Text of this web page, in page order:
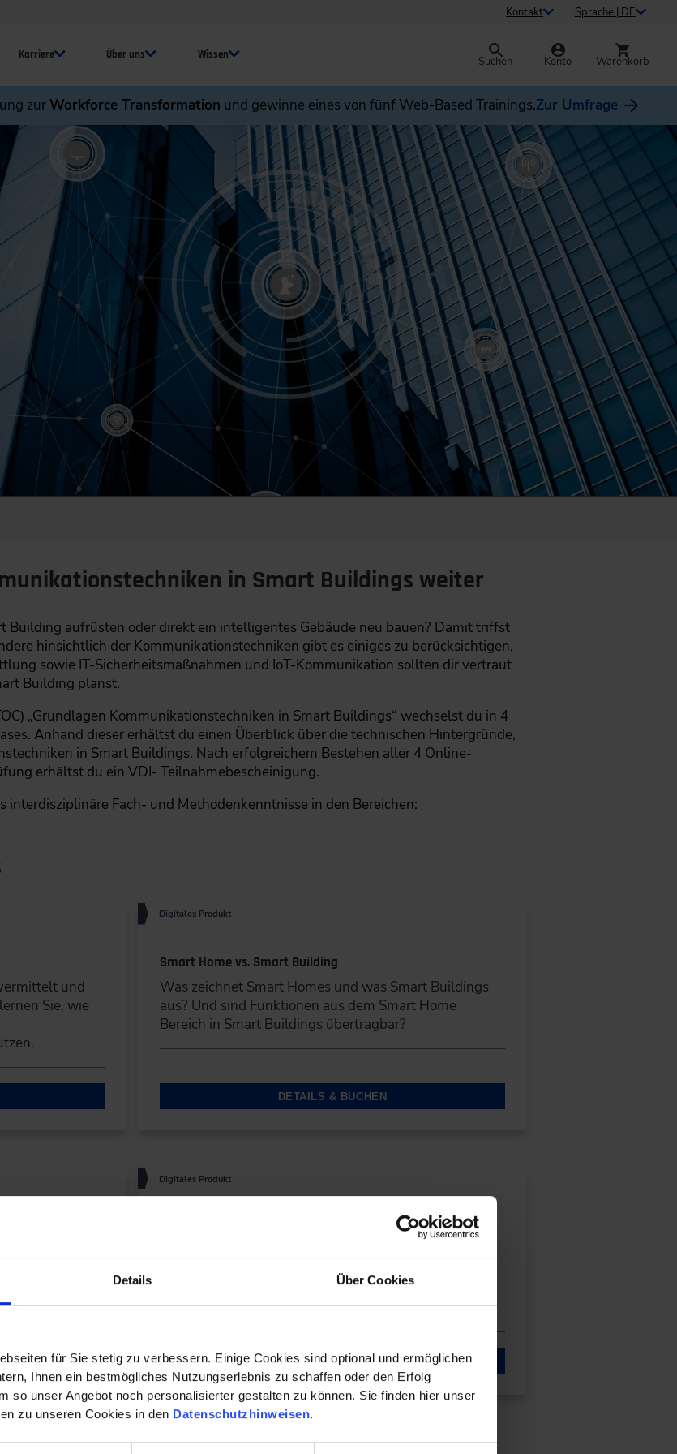
Details Über Cookies
für Sie stetig zu verbessern. Einige Cookies sind optional und ermöglichen
Ihnen ein bestmögliches Nutzungserlebnis zu schaffen oder den Erfolg
so unser Angebot noch personalisierter gestalten zu können. Sie finden hier unser
zu unseren Cookies in den Datenschutzhinweisen.
Kontakt Sprache | DE
Karriere Über uns Wissen Suchen Konto Warenkorb
zurWorkforce Transformation und gewinne eines von fünf Web-Based Trainings.Zur Umfrage
in Smart Buildings weiter
Building aufrüsten oder direkt ein intelligentes Gebäude neu bauen? Damit triffst
hinsichtlich der Kommunikationstechniken gibt es einiges zu berücksichtigen.
sowie IT-Sicherheitsmaßnahmen und IoT-Kommunikation sollten dir vertraut
Building planst.
„Grundlagen Kommunikationstechniken in Smart Buildings“ wechselst du in 4
Anhand dieser erhältst du einen Überblick über die technischen Hintergründe,
in Smart Buildings. Nach erfolgreichem Bestehen aller 4 Online-
erhältst du ein VDI- Teilnahmebescheinigung.
interdisziplinäre Fach- und Methodenkenntnisse in den Bereichen:
und
Sie, wie
Digitales Produkt
Smart Home vs. Smart Building
Was zeichnet Smart Homes und was Smart Buildings
aus? Und sind Funktionen aus dem Smart Home
Bereich in Smart Buildings übertragbar?
DETAILS & BUCHEN
sich
im Smart
Digitales Produkt
Sicherheitsmaßnahmen und erfahren Sie, welche
Gefahrenpotenziale intelligente Gebäude mit sich
bringen.
DETAILS & BUCHEN